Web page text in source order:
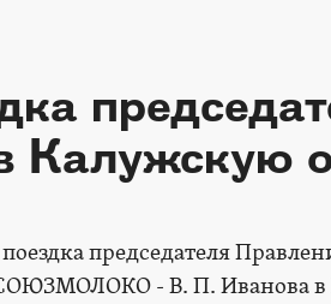
Калужскую
председателя
- В. П. Иванова в